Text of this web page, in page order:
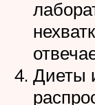
Диеты